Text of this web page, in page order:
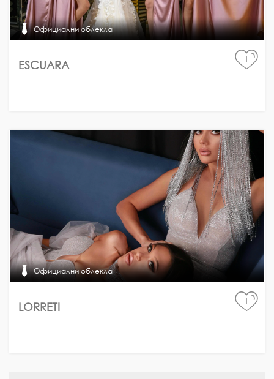
Официални облекла
ESCUARA +
Официални облекла
LORRETI +